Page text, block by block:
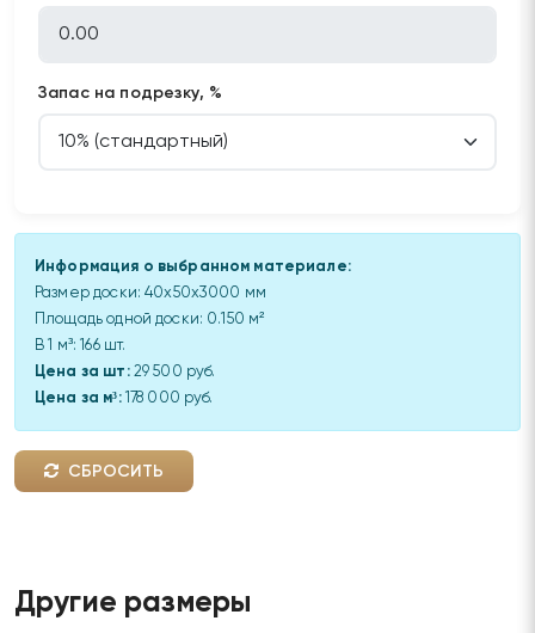
Запас на подрезку, %
Информация о выбранном материале:
Размер доски:40x50x3000 мм
Площадь одной доски: 0.150 м²
В 1 м³:
166шт.
Цена за шт:29 500 руб.
Цена за м³:178 000 руб.
СБРОСИТЬ
Другие размеры